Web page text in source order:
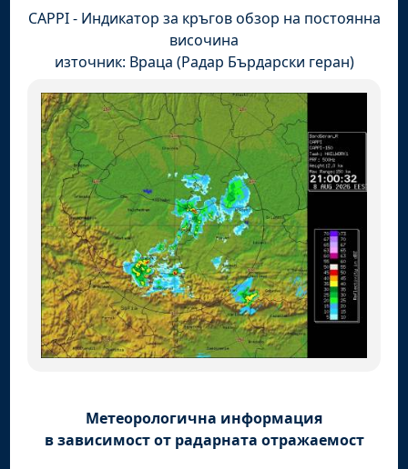
CAPPI - Индикатор за кръгов обзор на постоянна
височина
източник: Враца (Радар Бърдарски геран)
Метеорологична информация
в зависимост от радарната отражаемост